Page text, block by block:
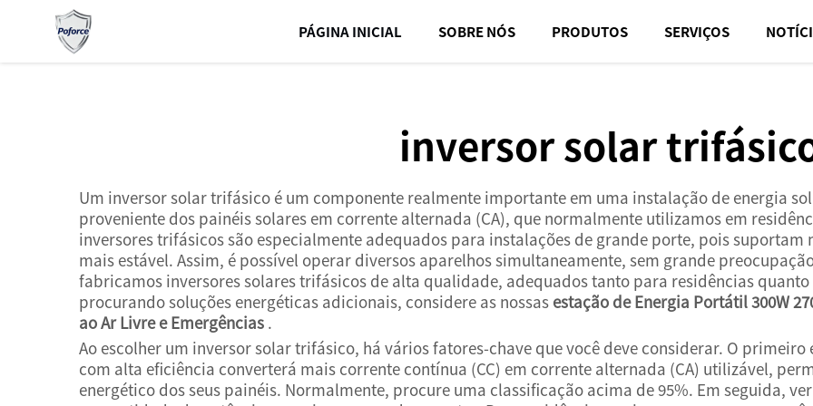
PÁGINA INICIAL SOBRE NÓS PRODUTOS SERVIÇOS
inversor solar
Um inversor solar trifásico é um componente realmente importante em uma instalação de energia
proveniente dos painéis solares em corrente alternada (CA), que normalmente utilizamos em
inversores trifásicos são especialmente adequados para instalações de grande porte, pois
mais estável. Assim, é possível operar diversos aparelhos simultaneamente, sem grande
fabricamos inversores solares trifásicos de alta qualidade, adequados tanto para residências
procurando soluções energéticas adicionais, considere as nossas estação de Energia Portátil 300W
ao Ar Livre e Emergências .
Ao escolher um inversor solar trifásico, há vários fatores-chave que você deve considerar. O
com alta eficiência converterá mais corrente contínua (CC) em corrente alternada (CA) utilizável,
energético dos seus painéis. Normalmente, procure uma classificação acima de 95%. Em seguida,